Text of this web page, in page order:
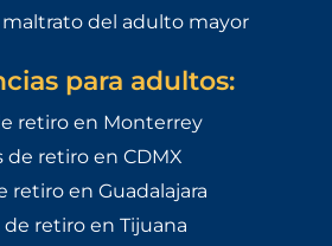
del adulto mayor
para adultos:
retiro en Monterrey
de retiro en CDMX
retiro en Guadalajara
de retiro en Tijuana